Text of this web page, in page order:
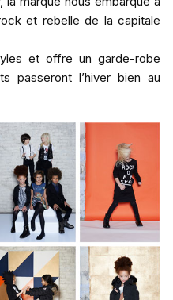
et rebelle de la capitale
et offre un garde-robe
passeront l’hiver bien au